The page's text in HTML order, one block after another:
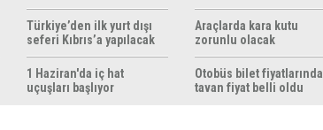
Türkiye’den ilk yurt dışı
seferi Kıbrıs’a yapılacak
1 Haziran'da iç hat
uçuşları başlıyor
Araçlarda kara kutu
zorunlu olacak
Otobüs bilet fiyatlarında
tavan fiyat belli oldu